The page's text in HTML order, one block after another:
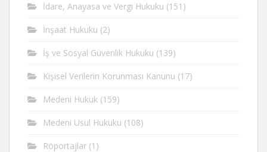
İdare, Anayasa ve Vergi Hukuku (151)
İnşaat Hukuku (2)
İş ve Sosyal Güvenlik Hukuku (139)
Kişisel Verilerin Korunması Kanunu (17)
Medeni Hukuk (159)
Medeni Usul Hukuku (108)
Röportajlar (1)